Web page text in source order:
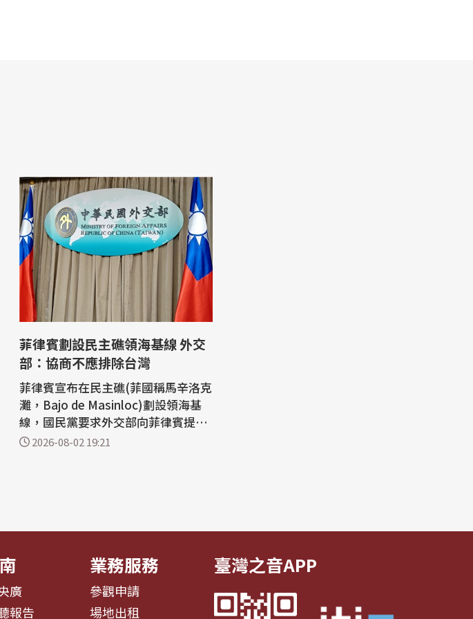
菲律賓劃設民主礁領海基線 外交
部：協商不應排除台灣
菲律賓宣布在民主礁(菲國稱馬辛洛克
灘，Bajo de Masinloc)劃設領海基
線，國民黨要求外交部向菲律賓提出
正式交涉。外交部今天(2日)表示，中
2026-08-02 19:21
廣
報告
業務服務
參觀申請
場地出租
臺灣之音APP